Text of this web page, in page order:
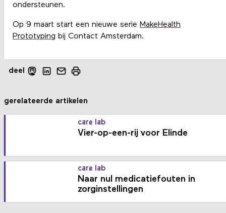
ondersteunen.
Op 9 maart start een nieuwe serie MakeHealth
Prototyping bij Contact Amsterdam.
deel
gerelateerde artikelen
care lab
Vier-op-een-rij voor Elinde
care lab
Naar nul medicatiefouten in
zorginstellingen